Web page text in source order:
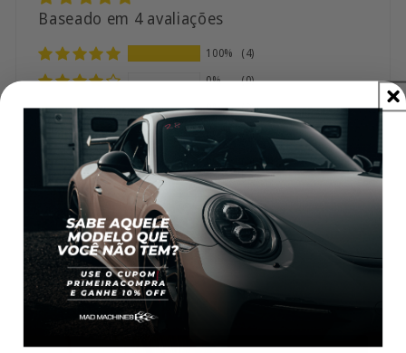
Baseado em 4 avaliações
100%
(4)
0%
(0)
0%
(0)
0%
Sort by